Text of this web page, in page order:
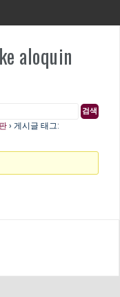
aloquin
› 게시글 태그: